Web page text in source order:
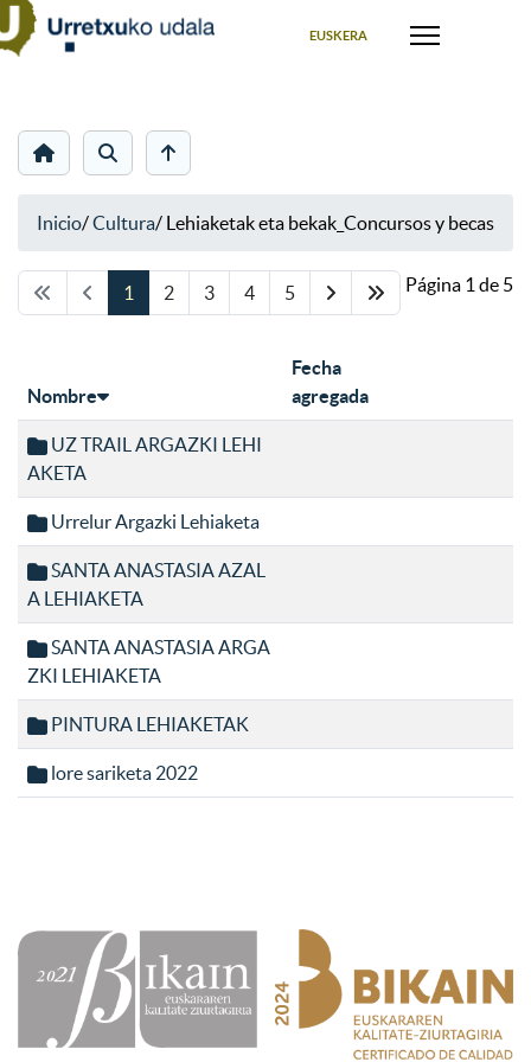
EUSKERA
Inicio/Cultura/ Lehiaketak eta bekak_Concursos y becas
Página 1 de 5
1 2 3 4 5
Nombre
Fecha
agregada
UZ TRAIL ARGAZKI LEHI
AKETA
Urrelur Argazki Lehiaketa
SANTA ANASTASIA AZAL
A LEHIAKETA
SANTA ANASTASIA ARGA
ZKI LEHIAKETA
PINTURA LEHIAKETAK
lore sariketa 2022